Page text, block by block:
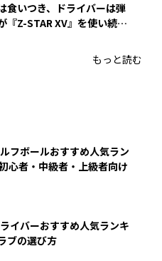
食いつき、ドライバーは弾
『Z-STAR XV』を使い続け
もっと読む
フボールおすすめ人気ラン
心者・中級者・上級者向け
イバーおすすめ人気ランキ
ブの選び方